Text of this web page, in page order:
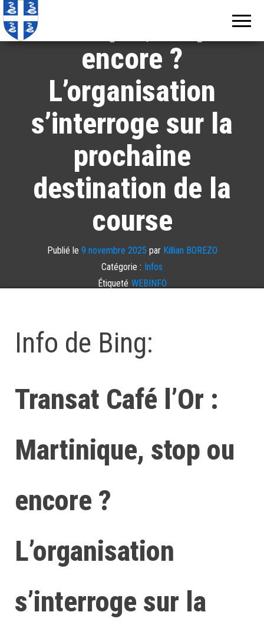
Martinique, stop ou
encore ?
L’organisation
s’interroge sur la
prochaine
destination de la
course
Publié le 9 novembre 2025 par Killian BOREZO
Catégorie : Infos
Étiqueté WEBINFO
Info de Bing:
Transat Café l’Or :
Martinique, stop ou
encore ?
L’organisation
s’interroge sur la